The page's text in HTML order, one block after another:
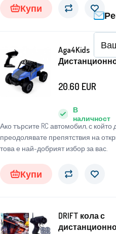
в инфрачервена светлина.
акумулаторна Ni-Cd батерия 7,2 V
Купи
Aga4Kids
офроуд кола
Ако търсите RC автомобил, с който
преодолявате препятствия на
това е най-добрият избор за вас.
В
наличност
20.60 EUR
Купи
DRIFT кола с